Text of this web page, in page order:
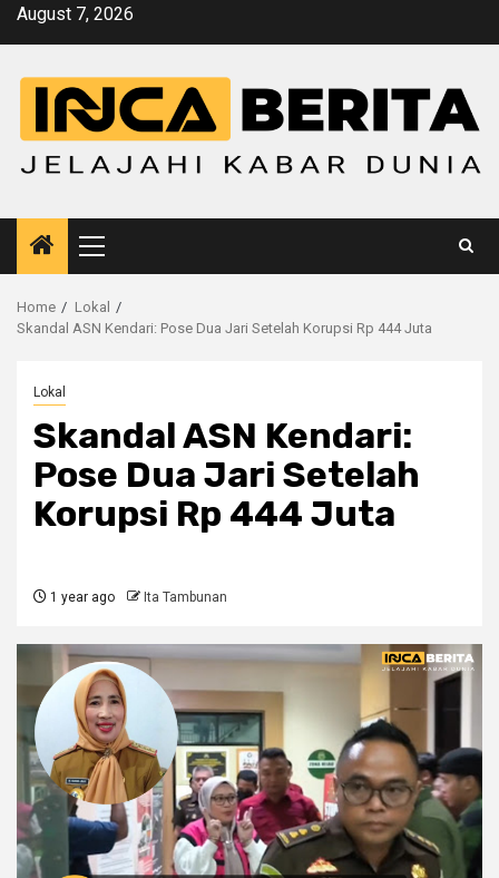
SkipAugust 7, 2026
Primary
Menu
Home
Lokal
Skandal ASN Kendari: Pose Dua Jari Setelah Korupsi Rp 444 Juta
Lokal
Skandal ASN Kendari:
Pose Dua Jari Setelah
Korupsi Rp 444 Juta
1 year ago Ita Tambunan